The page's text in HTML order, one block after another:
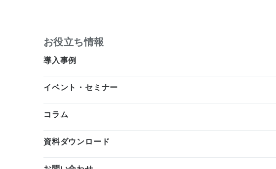
お役立ち情報
導入事例
イベント・セミナー
コラム
資料ダウンロード